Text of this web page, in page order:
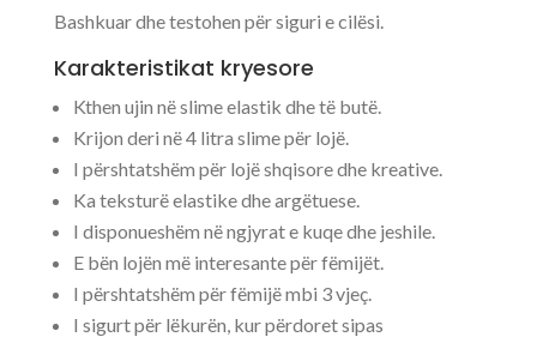
Bashkuar dhe testohen për siguri e cilësi.
Karakteristikat kryesore
Kthen ujin në slime elastik dhe të butë.
Krijon deri në 4 litra slime për lojë.
I përshtatshëm për lojë shqisore dhe kreative.
Ka teksturë elastike dhe argëtuese.
I disponueshëm në ngjyrat e kuqe dhe jeshile.
E bën lojën më interesante për fëmijët.
I përshtatshëm për fëmijë mbi 3 vjeç.
I sigurt për lëkurën, kur përdoret sipas